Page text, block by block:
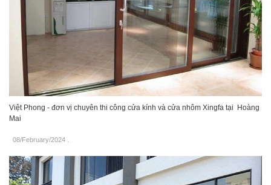
Việt Phong - đơn vị chuyên thi công cửa kính và cửa nhôm Xingfa tại Hoàng
Mai
08/February/2024